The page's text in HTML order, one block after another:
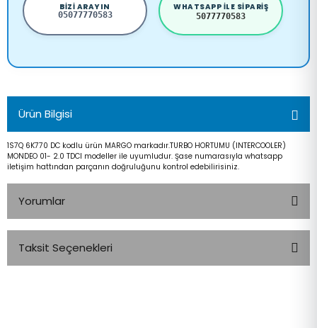
BIZI ARAYIN
05077770583
WHATSAPP ILE SIPARIŞ
5077770583
Ürün Bilgisi
1S7Q 6K770 DC kodlu ürün MARGO markadır.TURBO HORTUMU (INTERCOOLER)
MONDEO 01- 2.0 TDCI modeller ile uyumludur. Şase numarasıyla whatsapp
iletişim hattından parçanın doğruluğunu kontrol edebilirisiniz.
Yorumlar
Taksit Seçenekleri